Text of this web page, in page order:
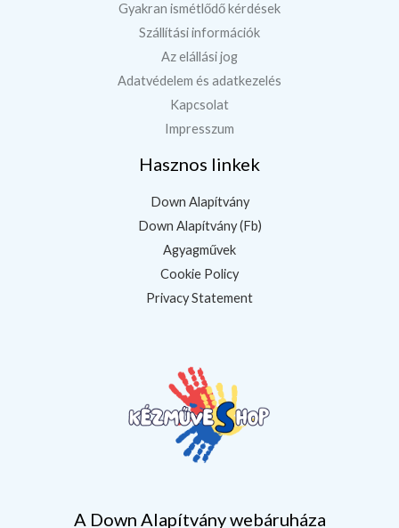
Gyakran ismétlődő kérdések
Szállítási információk
Az elállási jog
Adatvédelem és adatkezelés
Kapcsolat
Impresszum
Hasznos linkek
Down Alapítvány
Down Alapítvány (Fb)
Agyagművek
Cookie Policy
Privacy Statement
A Down Alapítvány webáruháza